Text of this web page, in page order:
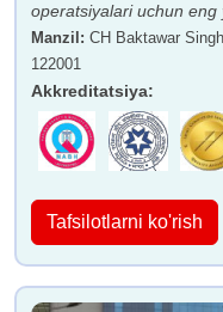
operatsiyalari uchun eng
Manzil : CH Baktawar
122001
Akkreditatsiya:
Tafsilotlarni ko'rish